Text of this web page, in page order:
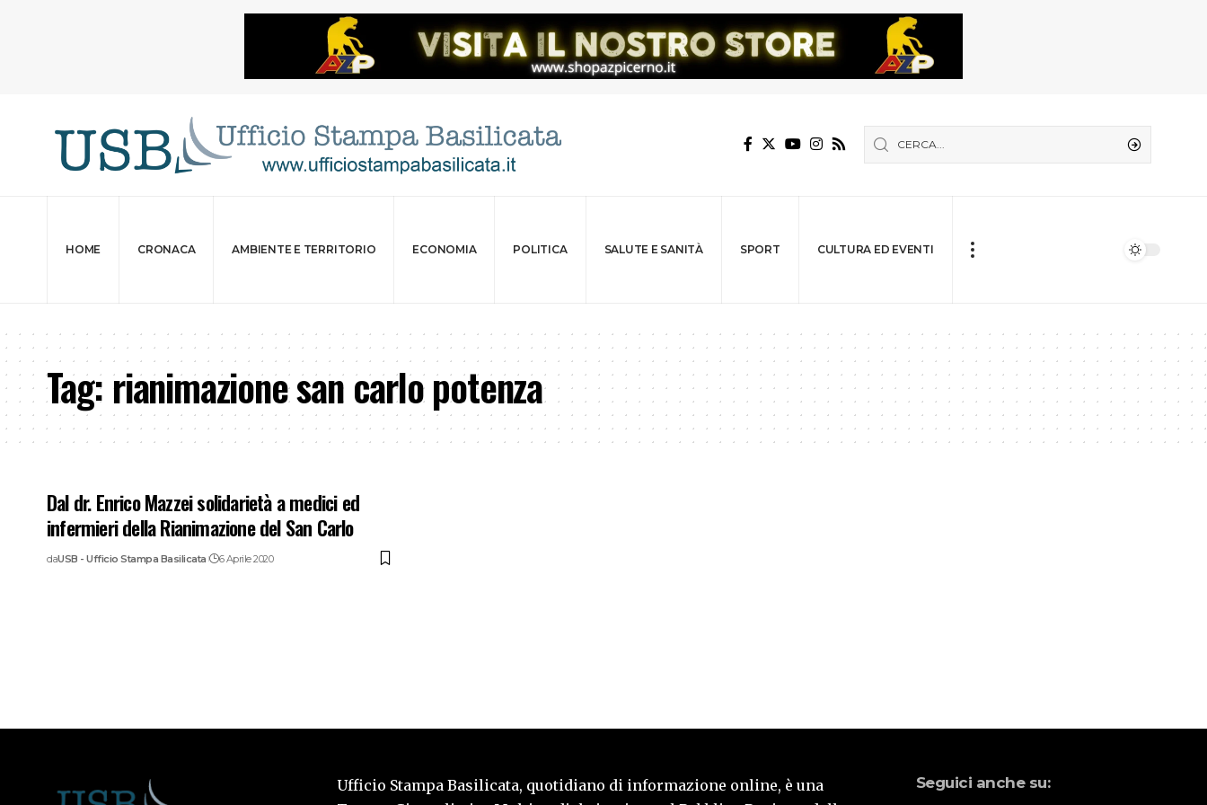
HOME CRONACA AMBIENTE E TERRITORIO ECONOMIA POLITICA SALUTE E SANITÀ SPORT CULTURA ED EVENTI
Tag:rianimazione san carlo potenza
Dal dr. Enrico Mazzei solidarietà a medici ed
infermieri della Rianimazione del San Carlo
daUSB - Ufficio Stampa Basilicata 6 Aprile 2020
Ufficio Stampa Basilicata, quotidiano di informazione online, è una
Seguici anche su: